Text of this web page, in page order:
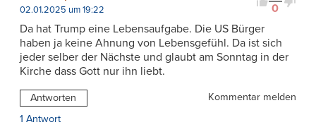
0
02.01.2025 um 19:22
Da hat Trump eine Lebensaufgabe. Die US Bürger
haben ja keine Ahnung von Lebensgefühl. Da ist sich
jeder selber der Nächste und glaubt am Sonntag in der
Kirche dass Gott nur ihn liebt.
Antworten
Kommentar melden
1 Antwort